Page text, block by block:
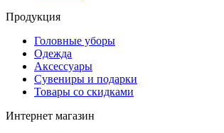
Продукция
Головные уборы
Одежда
Аксессуары
Сувениры и подарки
Товары со скидками
Интернет магазин